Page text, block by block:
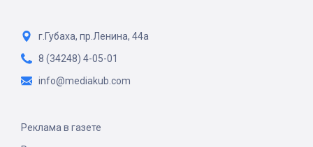
г.Губаха, пр.Ленина, 44а
8 (34248) 4-05-01
info@mediakub.com
Реклама в газете